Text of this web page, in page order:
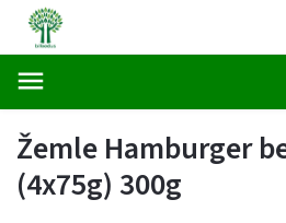
Žemle Hamburger
(4x75g) 300g